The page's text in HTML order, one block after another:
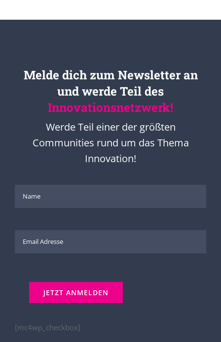
und werde Teil des
Innovationsnetzwerk!
Werde Teil einer der größten
Communities rund um das Thema
Innovation!